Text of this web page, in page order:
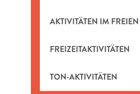
AKTIVITÄTEN IM FREIEN
FREIZEITAKTIVITÄTEN
TON-AKTIVITÄTEN